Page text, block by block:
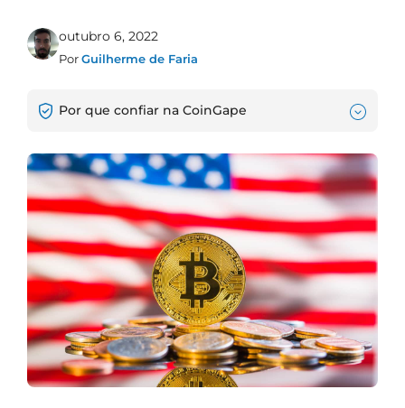
outubro 6, 2022
PorGuilherme de Faria
Por que confiar na CoinGape